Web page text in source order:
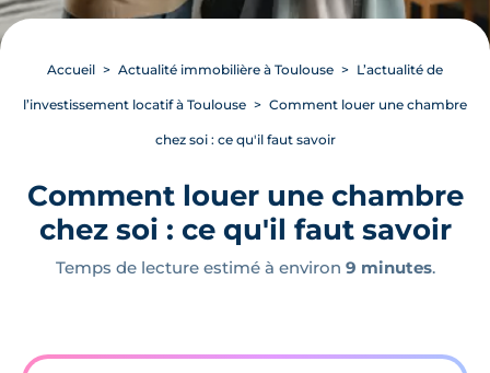
Accueil Actualité immobilière à Toulouse L’actualité de
l’investissement locatif à Toulouse Comment louer une chambre
chez soi : ce qu'il faut savoir
Comment louer une chambre
chez soi : ce qu'il faut savoir
Temps de lecture estimé à environ 9 minutes.